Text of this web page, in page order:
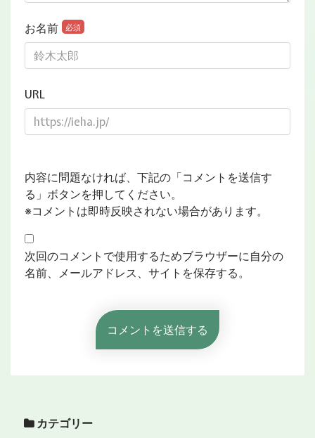
お名前 必須
URL
内容に問題なければ、下記の「コメントを送信す
る」ボタンを押してください。
※コメントは即時反映されない場合があります。
次回のコメントで使用するためブラウザーに自分の
名前、メールアドレス、サイトを保存する。
カテゴリー